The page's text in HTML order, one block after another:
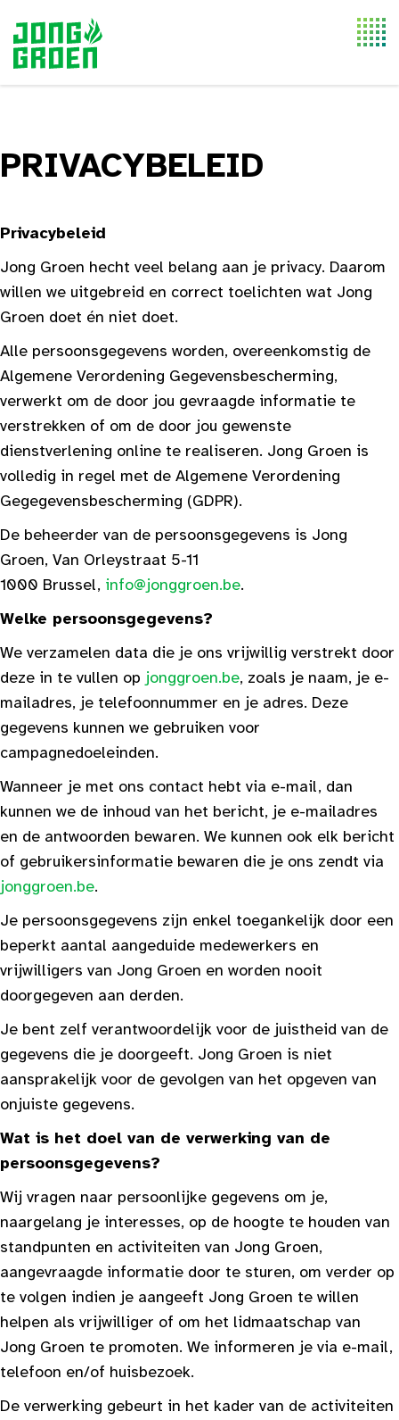
PRIVACYBELEID
Privacybeleid
Jong Groen hecht veel belang aan je privacy. Daarom
willen we uitgebreid en correct toelichten wat Jong
Groen doet én niet doet.
Alle persoonsgegevens worden, overeenkomstig de
Algemene Verordening Gegevensbescherming,
verwerkt om de door jou gevraagde informatie te
verstrekken of om de door jou gewenste
dienstverlening online te realiseren. Jong Groen is
volledig in regel met de Algemene Verordening
Gegegevensbescherming (GDPR).
De beheerder van de persoonsgegevens is Jong
Groen, Van Orleystraat 5-11
1000 Brussel, info@jonggroen.be.
Welke persoonsgegevens?
We verzamelen data die je ons vrijwillig verstrekt door
deze in te vullen op jonggroen.be, zoals je naam, je e-
mailadres, je telefoonnummer en je adres. Deze
gegevens kunnen we gebruiken voor
campagnedoeleinden.
Wanneer je met ons contact hebt via e-mail, dan
kunnen we de inhoud van het bericht, je e-mailadres
en de antwoorden bewaren. We kunnen ook elk bericht
of gebruikersinformatie bewaren die je ons zendt via
jonggroen.be.
Je persoonsgegevens zijn enkel toegankelijk door een
beperkt aantal aangeduide medewerkers en
vrijwilligers van Jong Groen en worden nooit
doorgegeven aan derden.
Je bent zelf verantwoordelijk voor de juistheid van de
gegevens die je doorgeeft. Jong Groen is niet
aansprakelijk voor de gevolgen van het opgeven van
onjuiste gegevens.
Wat is het doel van de verwerking van de
persoonsgegevens?
Wij vragen naar persoonlijke gegevens om je,
naargelang je interesses, op de hoogte te houden van
standpunten en activiteiten van Jong Groen,
aangevraagde informatie door te sturen, om verder op
te volgen indien je aangeeft Jong Groen te willen
helpen als vrijwilliger of om het lidmaatschap van
Jong Groen te promoten. We informeren je via e-mail,
telefoon en/of huisbezoek.
De verwerking gebeurt in het kader van de activiteiten